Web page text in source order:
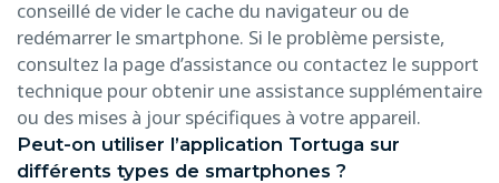
conseillé de vider le cache du navigateur ou de
redémarrer le smartphone. Si le problème persiste,
consultez la page d’assistance ou contactez le support
technique pour obtenir une assistance supplémentaire
ou des mises à jour spécifiques à votre appareil.
Peut-on utiliser l’application Tortuga sur
différents types de smartphones ?